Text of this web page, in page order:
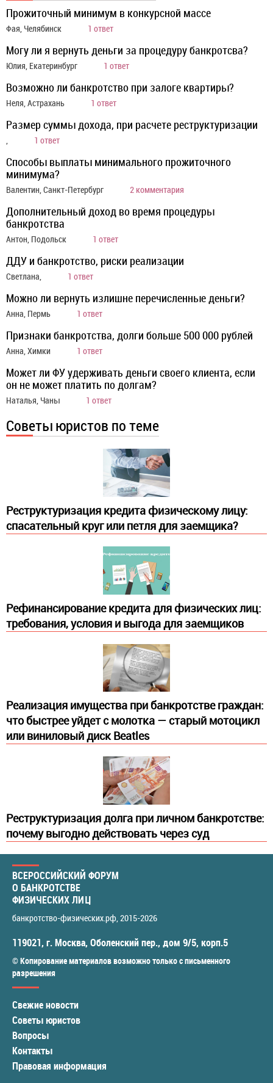
Прожиточный минимум в конкурсной массе
Фая, Челябинск 1 ответ
Могу ли я вернуть деньги за процедуру банкротсва?
Юлия, Екатеринбург 1 ответ
Возможно ли банкротство при залоге квартиры?
Неля, Астрахань 1 ответ
Размер суммы дохода, при расчете реструктуризации
, 1 ответ
Способы выплаты минимального прожиточного
минимума?
Валентин, Санкт-Петербург 2 комментария
Дополнительный доход во время процедуры
банкротства
Антон, Подольск 1 ответ
ДДУ и банкротство, риски реализации
Светлана, 1 ответ
Можно ли вернуть излишне перечисленные деньги?
Анна, Пермь 1 ответ
Признаки банкротства, долги больше 500 000 рублей
Анна, Химки 1 ответ
Может ли ФУ удерживать деньги своего клиента, если
он не может платить по долгам?
Наталья, Чаны 1 ответ
Советы юристов по теме
Реструктуризация кредита физическому лицу:
спасательный круг или петля для заемщика?
Рефинансирование кредита для физических лиц:
требования, условия и выгода для заемщиков
Реализация имущества при банкротстве граждан:
что быстрее уйдет с молотка — старый мотоцикл
или виниловый диск Beatles
Реструктуризация долга при личном банкротстве:
почему выгодно действовать через суд
ВСЕРОССИЙСКИЙ ФОРУМ
О БАНКРОТСТВЕ
ФИЗИЧЕСКИХ ЛИЦ
банкротство-физических.рф, 2015-2026
119021, г. Москва, Оболенский пер., дом 9/5, корп.5
© Копирование материалов возможно только с письменного
разрешения
Свежие новости
Советы юристов
Вопросы
Контакты
Правовая информация